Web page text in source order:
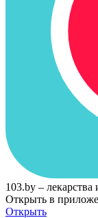
103.by – лекарства
Открыть в
Открыть